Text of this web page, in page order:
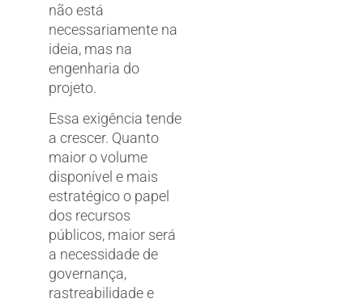
não está
necessariamente na
ideia, mas na
engenharia do
projeto.
Essa exigência tende
a crescer. Quanto
maior o volume
disponível e mais
estratégico o papel
dos recursos
públicos, maior será
a necessidade de
governança,
rastreabilidade e